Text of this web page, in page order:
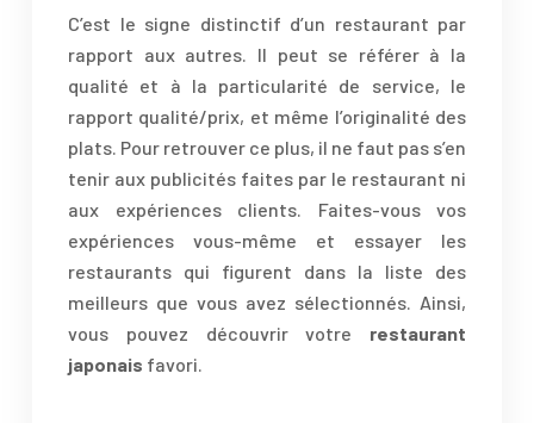
C’est le signe distinctif d’un restaurant par
rapport aux autres. Il peut se référer à la
qualité et à la particularité de service, le
rapport qualité/prix, et même l’originalité des
plats. Pour retrouver ce plus, il ne faut pas s’en
tenir aux publicités faites par le restaurant ni
aux expériences clients. Faites-vous vos
expériences vous-même et essayer les
restaurants qui figurent dans la liste des
meilleurs que vous avez sélectionnés. Ainsi,
vous pouvez découvrir votre restaurant
japonais favori.